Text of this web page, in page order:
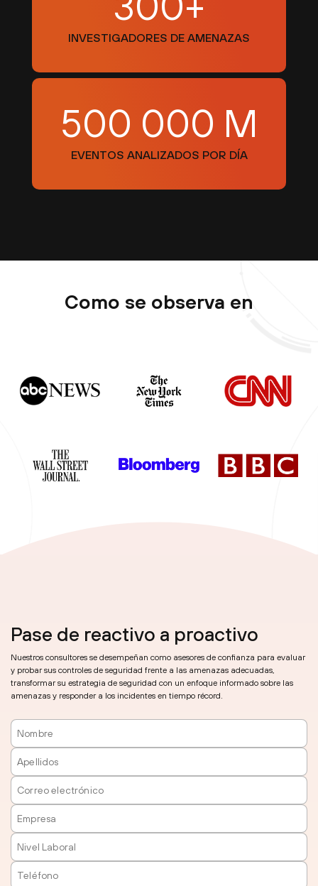
INVESTIGADORES DE AMENAZAS
500 000 M
EVENTOS ANALIZADOS POR DÍA
Como se observa en
Pase de reactivo a proactivo
Nuestros consultores se desempeñan como asesores de confianza para evaluar
y probar sus controles de seguridad frente a las amenazas adecuadas,
transformar su estrategia de seguridad con un enfoque informado sobre las
amenazas y responder a los incidentes en tiempo récord.